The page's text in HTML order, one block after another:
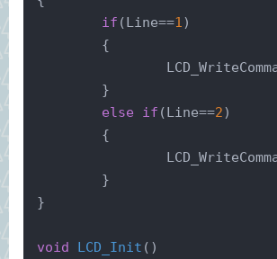
if (Line==1)
	{
	}
else
if (Line==2)
	{
	}
}
void LCD_Init ()